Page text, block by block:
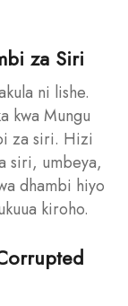
za Siri
ni lishe.
kwa Mungu
za siri. Hizi
siri, umbeya,
dhambi hiyo
kiroho.